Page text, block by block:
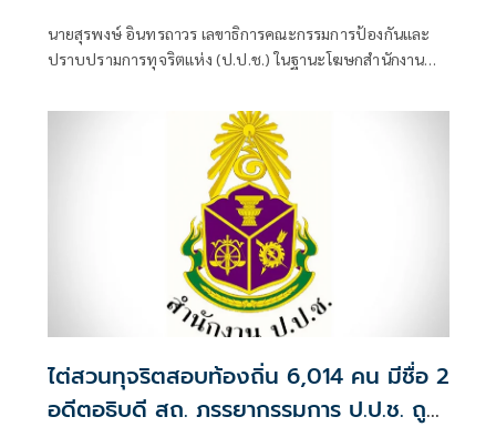
นายสุรพงษ์ อินทรถาวร เลขาธิการคณะกรรมการป้องกันและ
ปราบปรามการทุจริตแห่ง (ป.ป.ช.) ในฐานะโฆษกสำนักงาน
รจนา กัลป์ตินันท์ เมื่อครั้งดำรงตำแหน่งนายกเทศมนตรีนคร
อุบลราชธานี จังหวัดอุบลราชธานี
ไต่สวนทุจริตสอบท้องถิ่น 6,014 คน มีชื่อ 2
อดีตอธิบดี สถ. ภรรยากรรมการ ป.ป.ช. ถูก